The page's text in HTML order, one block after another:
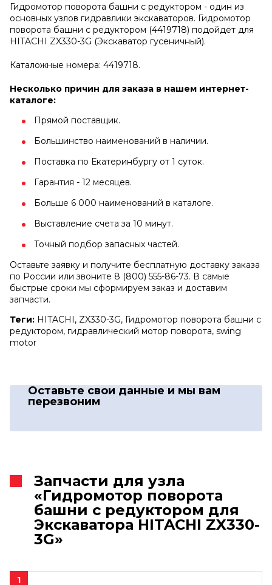
Гидромотор поворота башни с редуктором - один из
основных узлов гидравлики экскаваторов. Гидромотор
поворота башни с редуктором (4419718) подойдет для
HITACHI ZX330-3G (Экскаватор гусеничный).
Каталожные номера: 4419718.
Несколько причин для заказа в нашем интернет-
каталоге:
Прямой поставщик.
Большинство наименований в наличии.
Поставка по Екатеринбургу от 1 суток.
Гарантия - 12 месяцев.
Больше 6 000 наименований в каталоге.
Выставление счета за 10 минут.
Точный подбор запасных частей.
Оставьте заявку и получите бесплатную доставку заказа
по России или звоните 8 (800) 555-86-73. В самые
быстрые сроки мы сформируем заказ и доставим
запчасти.
Теги: HITACHI, ZX330-3G, Гидромотор поворота башни с
редуктором, гидравлический мотор поворота, swing
motor
Оставьте свои данные и мы вам
перезвоним
Запчасти для узла
«Гидромотор поворота
башни с редуктором для
Экскаватора HITACHI ZX330-
3G»
1